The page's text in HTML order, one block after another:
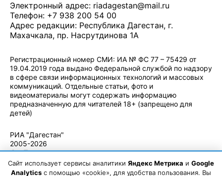
Электронный адрес: riadagestan@mail.ru
Телефон: +7 938 200 54 00
Адрес редакции: Республика Дагестан, г.
Махачкала, пр. Насрутдинова 1А
Регистрационный номер СМИ: ИА № ФС 77 – 75429 от
19.04.2019 года выдано Федеральной службой по надзору
в сфере связи информационных технологий и массовых
коммуникаций. Отдельные статьи, фото и
видеоматериалы могут содержать информацию
предназначенную для читателей 18+ (запрещено для
детей)
РИА "Дагестан"
2005-2026
© - Правила
использования
материалов.
Сайт использует сервисы аналитики Яндекс Метрика и Google
Analytics с помощью «cookie», для удобства пользования. Вы